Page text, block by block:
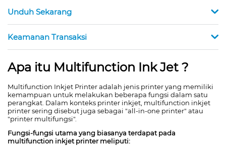
Unduh Sekarang
Keamanan Transaksi
Apa itu Multifunction Ink Jet ?
Multifunction Inkjet Printer adalah jenis printer yang memiliki
kemampuan untuk melakukan beberapa fungsi dalam satu
perangkat. Dalam konteks printer inkjet, multifunction inkjet
printer sering disebut juga sebagai "all-in-one printer" atau
"printer multifungsi".
Fungsi-fungsi utama yang biasanya terdapat pada
multifunction inkjet printer meliputi: